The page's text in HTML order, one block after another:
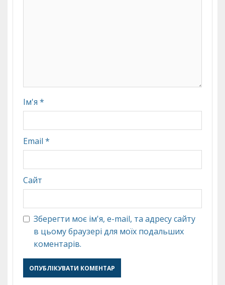
Ім'я *
Email *
Сайт
Зберегти моє ім'я, e-mail, та адресу сайту
в цьому браузері для моїх подальших
коментарів.